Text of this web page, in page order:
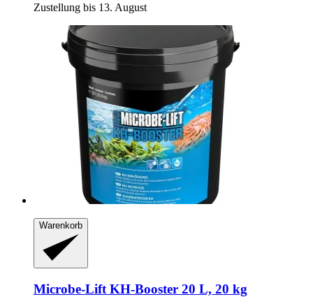
Zustellung bis 13. August
Warenkorb
Microbe-Lift KH-​Booster 20 L, 20 kg